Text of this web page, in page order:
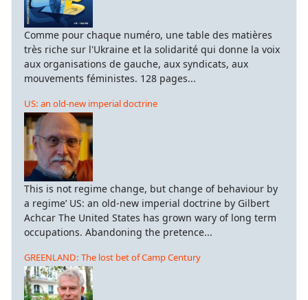
Comme pour chaque numéro, une table des matières
très riche sur l'Ukraine et la solidarité qui donne la voix
aux organisations de gauche, aux syndicats, aux
mouvements féministes. 128 pages...
US: an old-new imperial doctrine
This is not regime change, but change of behaviour by
a regime’ US: an old-new imperial doctrine by Gilbert
Achcar The United States has grown wary of long term
occupations. Abandoning the pretence...
GREENLAND: The lost bet of Camp Century